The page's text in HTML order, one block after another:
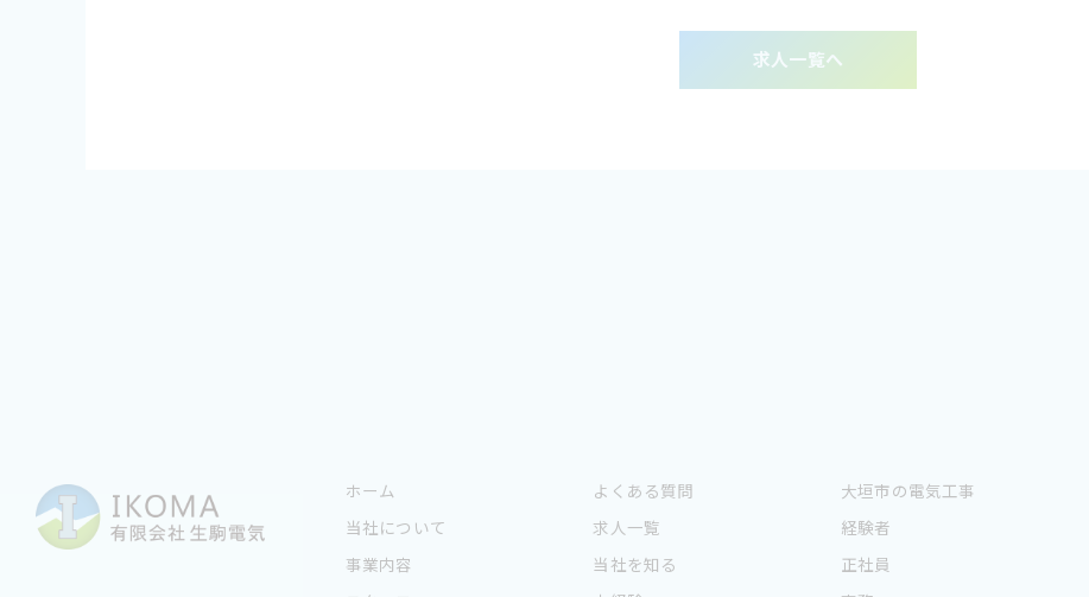
求人一覧へ
ホーム
当社について
事業内容
よくある質問
求人一覧
当社を知る
大垣市の電気工事
経験者
正社員